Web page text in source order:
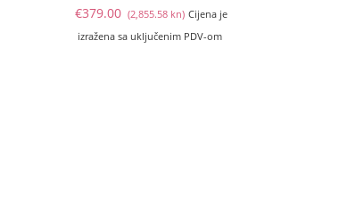
cijena
€379.00 (2,855.58 kn)Trenutna
cijena
Cijena je
izražena sa uključenim PDV-om